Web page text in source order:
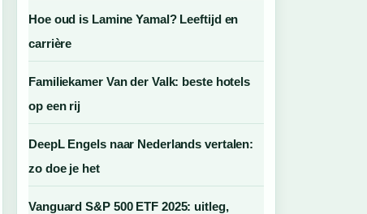
Hoe oud is Lamine Yamal? Leeftijd en
carrière
Familiekamer Van der Valk: beste hotels
op een rij
DeepL Engels naar Nederlands vertalen:
zo doe je het
Vanguard S&P 500 ETF 2025: uitleg,